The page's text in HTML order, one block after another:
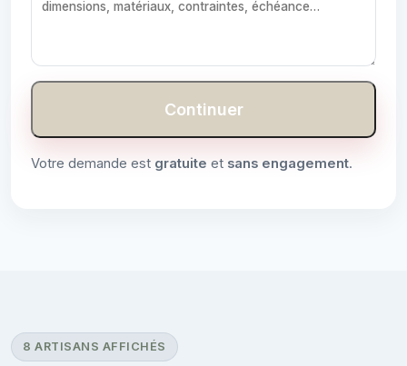
Continuer
Votre demande est gratuite et sans engagement.
8 ARTISANS AFFICHÉS